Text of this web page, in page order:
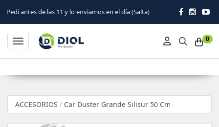
de las 11 y lo enviamos en el día (Salta)
0
Toggle navigation
ACCESORIOS / Car Duster Grande Silisur 50 Cm